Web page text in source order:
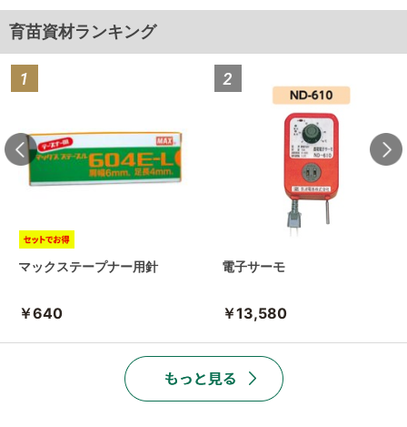
育苗資材ランキング
マックステープナー用針
￥640
電子サーモ
￥13,580